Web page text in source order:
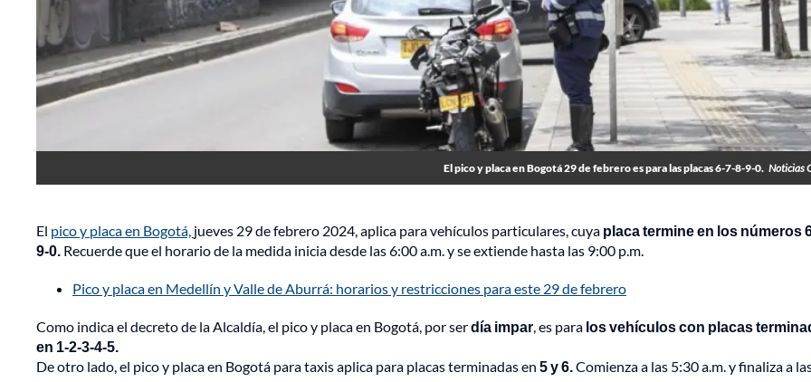
El pico y placa en Bogotá 29 de febrero es para las placas 6-7-8-9-0. Noticias
El pico y placa en Bogotá, jueves 29 de febrero 2024, aplica para vehículos particulares, cuya placa termine en los números
9-0. Recuerde que el horario de la medida inicia desde las 6:00 a.m. y se extiende hasta las 9:00 p.m.
Pico y placa en Medellín y Valle de Aburrá: horarios y restricciones para este 29 de febrero
Como indica el decreto de la Alcaldía, el pico y placa en Bogotá, por serdía impar, es para los vehículos con placas
en 1-2-3-4-5.
De otro lado, el pico y placa en Bogotá para taxis aplica para placas terminadas en 5 y 6.Comienza a las 5:30 a.m. y finaliza a